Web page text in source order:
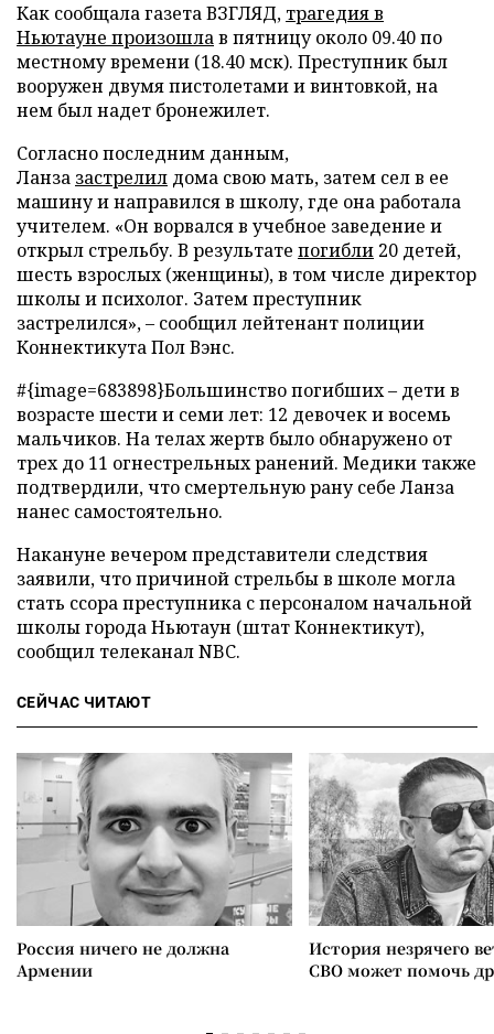
Как сообщала газета ВЗГЛЯД, трагедия в
Ньютауне произошлав пятницу около 09.40 по
местному времени (18.40 мск). Преступник был
вооружен двумя пистолетами и винтовкой, на
нем был надет бронежилет.
Согласно последним данным,
Ланза застрелил дома свою мать, затем сел в ее
машину и направился в школу, где она работала
учителем. «Он ворвался в учебное заведение и
открыл стрельбу. В результате погибли 20 детей,
шесть взрослых (женщины), в том числе директор
школы и психолог. Затем преступник
застрелился», – сообщил лейтенант полиции
Коннектикута Пол Вэнс.
#{image=683898}Большинство погибших – дети в
возрасте шести и семи лет: 12 девочек и восемь
мальчиков. На телах жертв было обнаружено от
трех до 11 огнестрельных ранений. Медики также
подтвердили, что смертельную рану себе Ланза
нанес самостоятельно.
Накануне вечером представители следствия
заявили, что причиной стрельбы в школе могла
стать ссора преступника с персоналом начальной
школы города Ньютаун (штат Коннектикут),
сообщил телеканал NBC.
СЕЙЧАС ЧИТАЮТ
Россия ничего не должна
Армении
История незрячего
СВО может помочь